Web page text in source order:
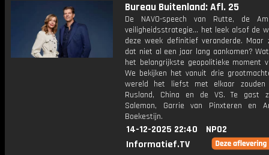
Bureau Buitenland: Afl. 25
De NAVO-speech van Rutte, de
veiligheidsstrategie... het leek alsof de
deze week definitief veranderde. Maar
dat niet al een jaar lang aankomen?
het belangrijkste geopolitieke moment
We bekijken het vanuit drie
wereld het liefst met elkaar zouden
Rusland, China en de VS. Te gast
Salemon, Garrie van Pinxteren en
Boekestijn.
14-12-2025 22:40
NPO2
Informatief.TV